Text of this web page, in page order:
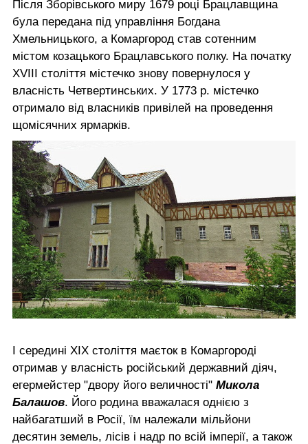
Після Зборівського миру 1679 році Брацлавщина
була передана під управління Богдана
Хмельницького, а Комаргород став сотенним
містом козацького Брацлавського полку. На початку
XVIII століття містечко знову повернулося у
власність Четвертинських. У 1773 р. містечко
отримало від власників привілей на проведення
щомісячних ярмарків.
І середині ХІХ століття маєток в Комаргороді
отримав у власність російський державний діяч,
егермейстер "двору його величності" Микола
Балашов. Його родина вважалася однією з
найбагатший в Росії, їм належали мільйони
десятин земель, лісів і надр по всій імперії, а також